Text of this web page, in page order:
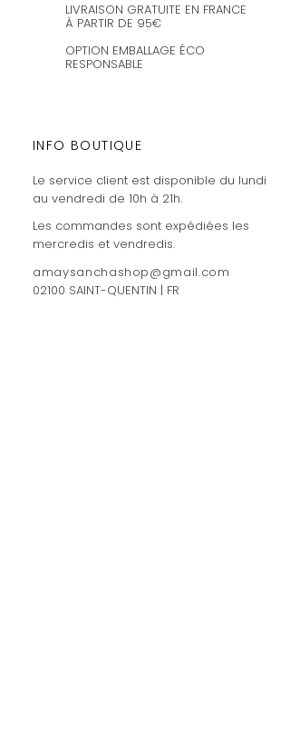
LIVRAISON GRATUITE EN FRANCE
À PARTIR DE 95€
OPTION EMBALLAGE ÉCO
RESPONSABLE
INFO BOUTIQUE
Le service client est disponible du lundi
au vendredi de 10h à 21h.
Les commandes sont expédiées les
mercredis et vendredis.
amaysanchashop@gmail.com
02100 SAINT-QUENTIN | FR